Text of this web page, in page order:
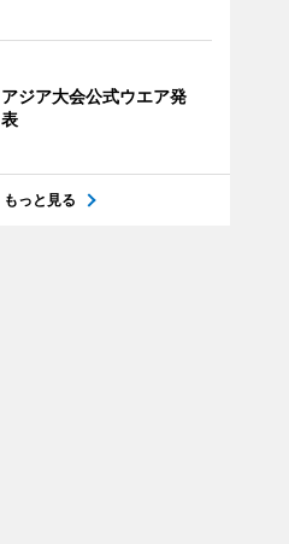
アジア大会公式ウエア発
表
もっと見る